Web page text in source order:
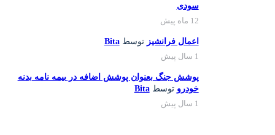
سودی
12 ماه پیش
اعمال فرانشیز توسط Bita
1 سال پیش
پوشش جنگ بعنوان پوشش اضافه در بیمه نامه بدنه
خودروتوسط Bita
1 سال پیش